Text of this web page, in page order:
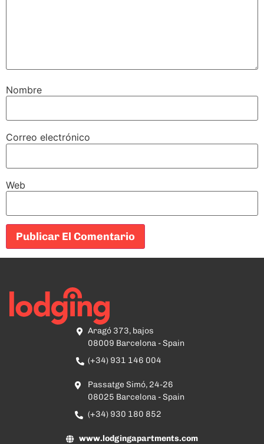
Nombre
Correo electrónico
Web
Aragó 373, bajos
08009 Barcelona - Spain
(+34) 931 146 004
Passatge Simó, 24-26
08025 Barcelona - Spain
(+34) 930 180 852
www.lodgingapartments.com